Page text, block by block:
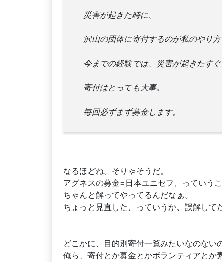
災害が起きた時に、
沢山の団体に寄付するのが私のやり方
今までの経験では、災害が起きたすぐ
寄付はとっても大事。
毎回必ずまず募金します。
なるほどね。そりゃそうだ。
アグネスの募金=日本ユニセフ、っていう
ちゃんと解ってやってるんだなぁ。
ちょっと見直した、っていうか、誤解してた
どこかに、目的別寄付一覧みたいなのない
俺ら、寄付とか募金とかボランティアとか